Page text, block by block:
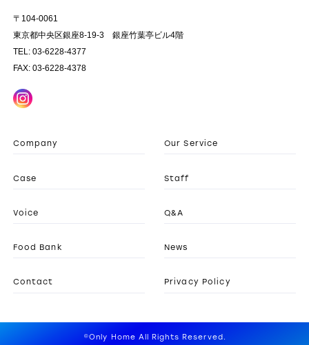
〒104-0061
東京都中央区銀座8-19-3 銀座竹葉亭ビル4階
TEL: 03-6228-4377
FAX: 03-6228-4378
Company Our Service
Case Staff
Voice Q&A
Food Bank News
Contact Privacy Policy
©Only Home All Rights Reserved.